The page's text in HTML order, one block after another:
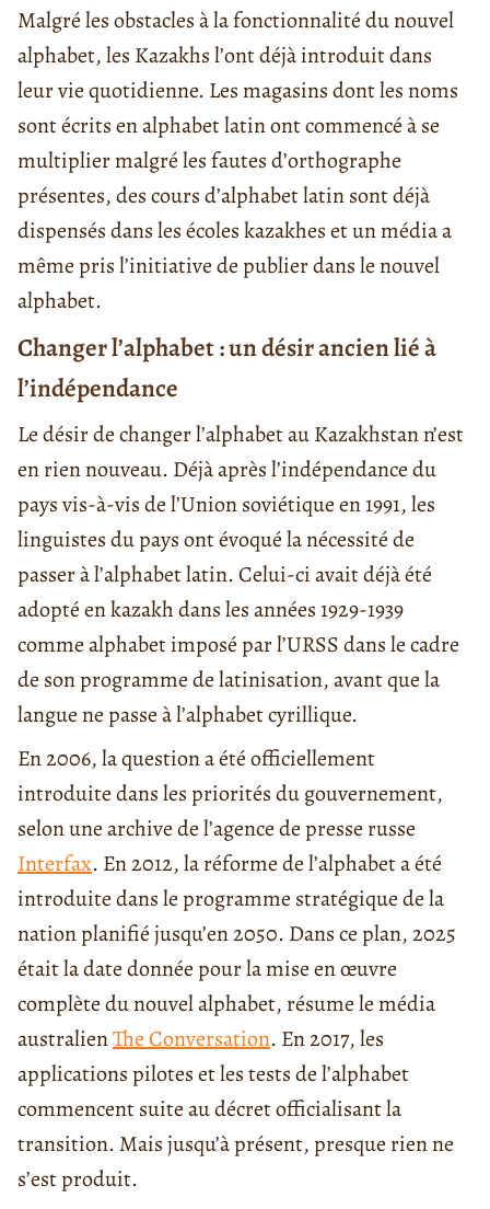
Malgré les obstacles à la fonctionnalité du nouvel
alphabet, les Kazakhs l’ont déjà introduit dans
leur vie quotidienne. Les magasins dont les noms
sont écrits en alphabet latin ont commencé à se
multiplier malgré les fautes d’orthographe
présentes, des cours d’alphabet latin sont déjà
dispensés dans les écoles kazakhes et un média a
même pris l’initiative de publier dans le nouvel
alphabet.
Changer l’alphabet : un désir ancien lié à
l’indépendance
Le désir de changer l’alphabet au Kazakhstan n’est
en rien nouveau. Déjà après l’indépendance du
pays vis-à-vis de l’Union soviétique en 1991, les
linguistes du pays ont évoqué la nécessité de
passer à l’alphabet latin. Celui-ci avait déjà été
adopté en kazakh dans les années 1929-1939
comme alphabet imposé par l’URSS dans le cadre
de son programme de latinisation, avant que la
langue ne passe à l’alphabet cyrillique.
En 2006, la question a été officiellement
introduite dans les priorités du gouvernement,
selon une archive de l’agence de presse russe
Interfax. En 2012, la réforme de l’alphabet a été
introduite dans le programme stratégique de la
nation planifié jusqu’en 2050. Dans ce plan, 2025
était la date donnée pour la mise en œuvre
complète du nouvel alphabet, résume le média
australienThe Conversation. En 2017, les
applications pilotes et les tests de l’alphabet
commencent suite au décret officialisant la
transition. Mais jusqu’à présent, presque rien ne
s’est produit.